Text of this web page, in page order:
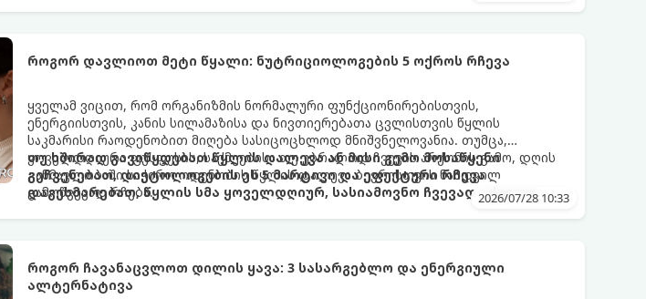
როგორ დავლიოთ მეტი წყალი: ნუტრიციოლოგების 5 ოქროს რჩევა
ყველამ ვიცით, რომ ორგანიზმის ნორმალური ფუნქციონირებისთვის,
ენერგიისთვის, კანის სილამაზისა და ნივთიერებათა ცვლისთვის წყლის
საკმარისი რაოდენობით მიღება სასიცოცხლოდ მნიშვნელოვანია. თუმცა,
ყოველდღიური ფუსფუსის, საქმეებისა თუ უბრალოდ ჩვევის არქონის გამო, დღის
განმავლობაში საჭირო ოდენობის წყლის დალევა ბევრისთვის ნამდვილ
გამოწვევად რჩება.
თუ ხშირად გავიწყდებათ წყლის დალევა ან მისი გემო მოსაწყენი
გეჩვენებათ, დიეტოლოგების ეს 5 მარტივი და ეფექტური რჩევა
დაგეხმარებათ, წყლის სმა ყოველდღიურ, სასიამოვნო ჩვევად აქციოთ.
2026/07/28 10:33
როგორ ჩავანაცვლოთ დილის ყავა: 3 სასარგებლო და ენერგიული
ალტერნატივა